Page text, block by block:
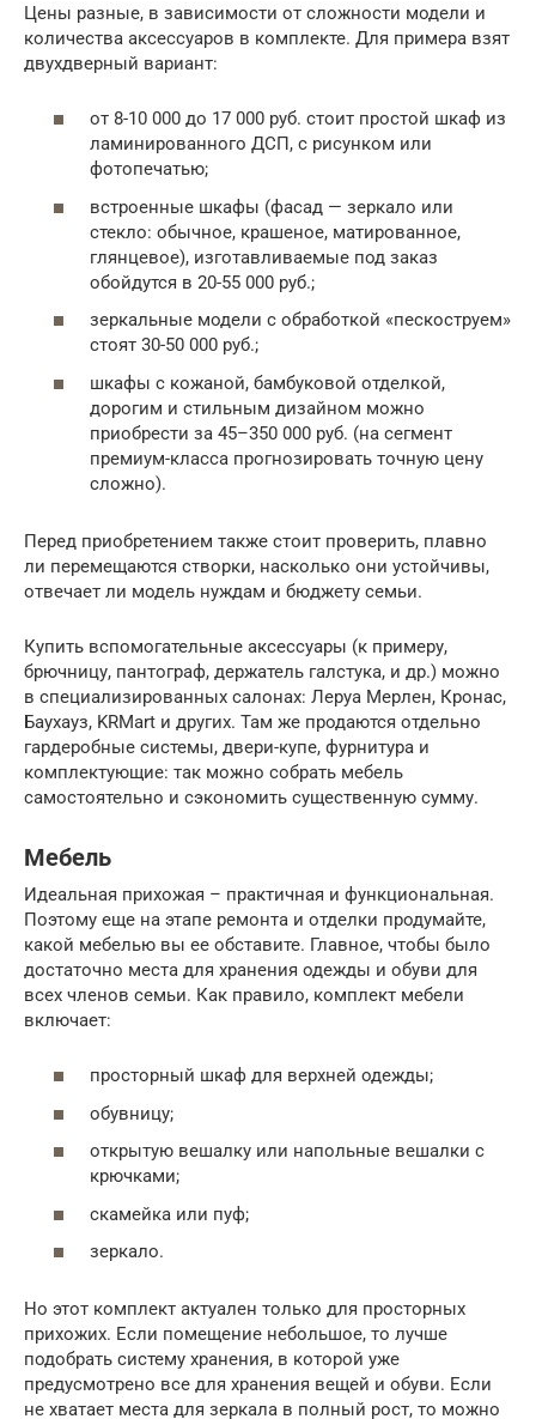
Цены разные, в зависимости от сложности модели и
количества аксессуаров в комплекте. Для примера взят
двухдверный вариант:
от 8-10 000 до 17 000 руб. стоит простой шкаф из
ламинированного ДСП, с рисунком или
фотопечатью;
встроенные шкафы (фасад — зеркало или
стекло: обычное, крашеное, матированное,
глянцевое), изготавливаемые под заказ
обойдутся в 20-55 000 руб.;
зеркальные модели с обработкой «пескоструем»
стоят 30-50 000 руб.;
шкафы с кожаной, бамбуковой отделкой,
дорогим и стильным дизайном можно
приобрести за 45–350 000 руб. (на сегмент
премиум-класса прогнозировать точную цену
сложно).
Перед приобретением также стоит проверить, плавно
ли перемещаются створки, насколько они устойчивы,
отвечает ли модель нуждам и бюджету семьи.
Купить вспомогательные аксессуары (к примеру,
брючницу, пантограф, держатель галстука, и др.) можно
в специализированных салонах: Леруа Мерлен, Кронас,
Баухауз, KRMart и других. Там же продаются отдельно
гардеробные системы, двери-купе, фурнитура и
комплектующие: так можно собрать мебель
самостоятельно и сэкономить существенную сумму.
Мебель
Идеальная прихожая – практичная и функциональная.
Поэтому еще на этапе ремонта и отделки продумайте,
какой мебелью вы ее обставите. Главное, чтобы было
достаточно места для хранения одежды и обуви для
всех членов семьи. Как правило, комплект мебели
включает:
просторный шкаф для верхней одежды;
обувницу;
открытую вешалку или напольные вешалки с
крючками;
скамейка или пуф;
зеркало.
Но этот комплект актуален только для просторных
прихожих. Если помещение небольшое, то лучше
подобрать систему хранения, в которой уже
предусмотрено все для хранения вещей и обуви. Если
не хватает места для зеркала в полный рост, то можно